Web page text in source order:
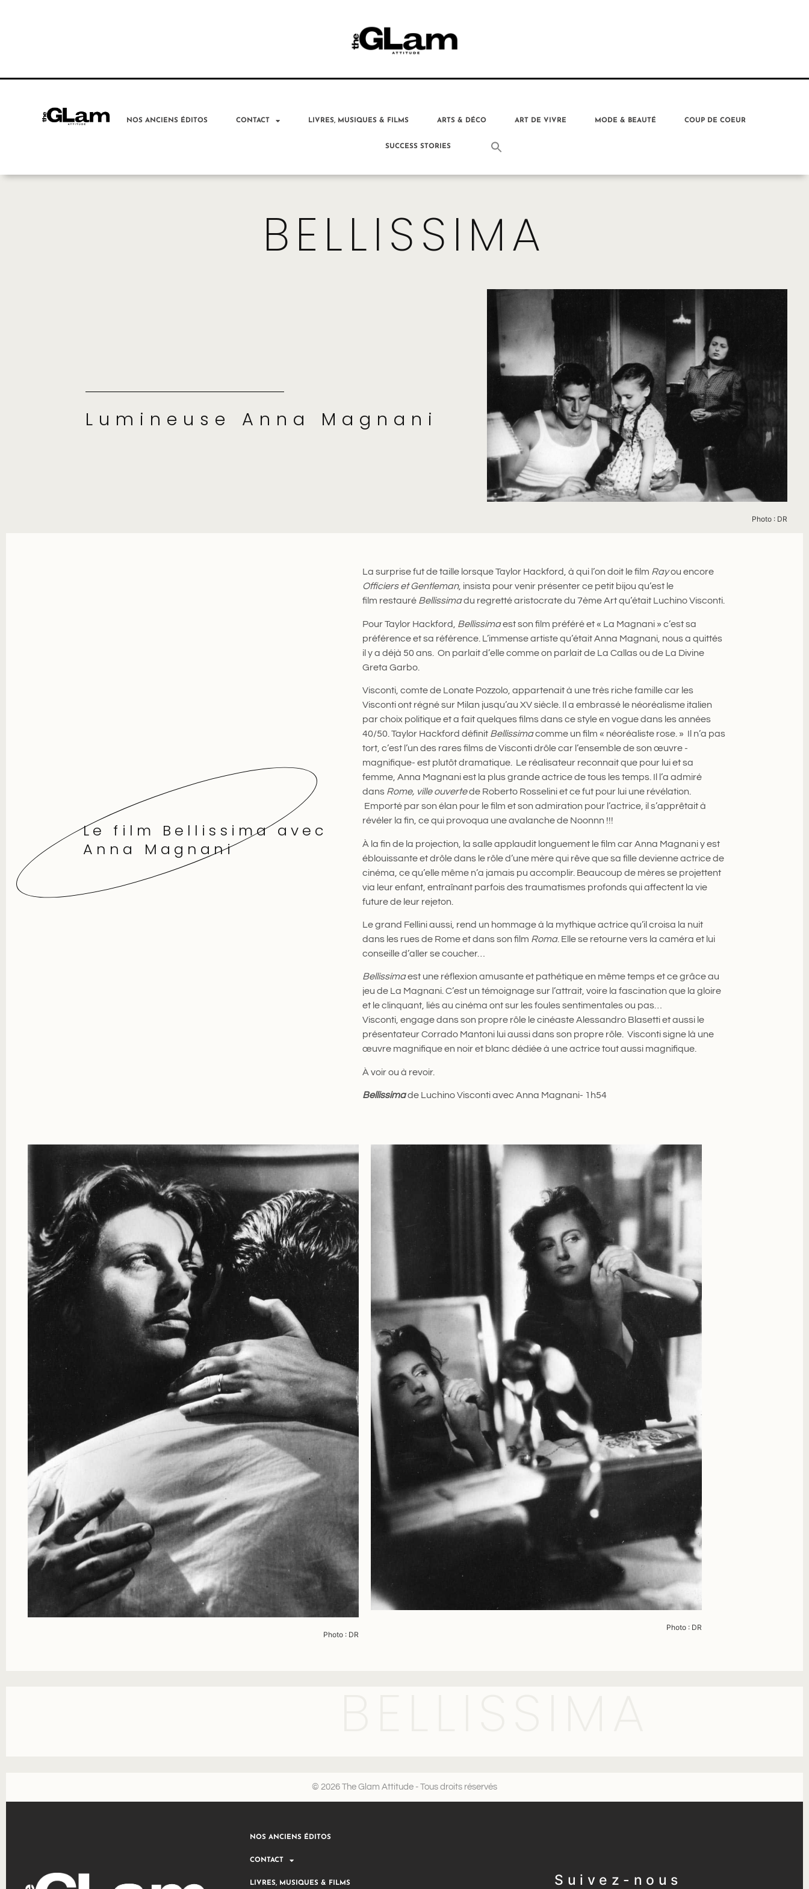
NOS ANCIENS ÉDITOS CONTACT LIVRES, MUSIQUES & FILMS ARTS & DÉCO ART DE VIVRE MODE & BEAUTÉ COUP DE COEUR
SUCCESS STORIES
BELLISSIMA
Lumineuse Anna Magnani
Photo : DR
Le film Bellissima avec
Anna Magnani
La surprise fut de taille lorsque Taylor Hackford, à qui l’on doit le film Rayou encore
Officiers et Gentleman, insista pour venir présenter ce petit bijou qu’est le
film restauré Bellissimadu regretté aristocrate du 7ème Art qu’était Luchino Visconti.
Pour Taylor Hackford, Bellissimaest son film préféré et « La Magnani » c’est sa
préférence et sa référence. L’immense artiste qu’était Anna Magnani, nous a quittés
il y a déjà 50 ans. On parlait d’elle comme on parlait de La Callas ou de La Divine
Greta Garbo.
Visconti, comte de Lonate Pozzolo, appartenait à une très riche famille car les
Visconti ont régné sur Milan jusqu’au XV siècle. Il a embrassé le néoréalisme italien
par choix politique et a fait quelques films dans ce style en vogue dans les années
40/50. Taylor Hackford définit Bellissimacomme un film « néoréaliste rose. » Il n’a pas
tort, c’est l’un des rares films de Visconti drôle car l’ensemble de son œuvre -
magnifique- est plutôt dramatique. Le réalisateur reconnait que pour lui et sa
femme, Anna Magnani est la plus grande actrice de tous les temps. Il l’a admiré
dans Rome, ville ouvertede Roberto Rosselini et ce fut pour lui une révélation.
Emporté par son élan pour le film et son admiration pour l’actrice, il s’apprêtait à
révéler la fin, ce qui provoqua une avalanche de Noonnn !!!
À la fin de la projection, la salle applaudit longuement le film car Anna Magnani y est
éblouissante et drôle dans le rôle d’une mère qui rêve que sa fille devienne actrice de
cinéma, ce qu’elle même n’a jamais pu accomplir. Beaucoup de mères se projettent
via leur enfant, entraînant parfois des traumatismes profonds qui affectent la vie
future de leur rejeton.
Le grand Fellini aussi, rend un hommage à la mythique actrice qu’il croisa la nuit
dans les rues de Rome et dans son film Roma. Elle se retourne vers la caméra et lui
conseille d’aller se coucher…
Bellissimaest une réflexion amusante et pathétique en même temps et ce grâce au
jeu de La Magnani. C’est un témoignage sur l’attrait, voire la fascination que la gloire
et le clinquant, liés au cinéma ont sur les foules sentimentales ou pas…
Visconti, engage dans son propre rôle le cinéaste Alessandro Blasetti et aussi le
présentateur Corrado Mantoni lui aussi dans son propre rôle. Visconti signe là une
œuvre magnifique en noir et blanc dédiée à une actrice tout aussi magnifique.
À voir ou à revoir.
Bellissimade Luchino Visconti avec Anna Magnani- 1h54
Photo : DR
Photo : DR
© 2026 The Glam Attitude - Tous droits réservés
NOS ANCIENS ÉDITOS
CONTACT
LIVRES, MUSIQUES & FILMS Suivez-nous